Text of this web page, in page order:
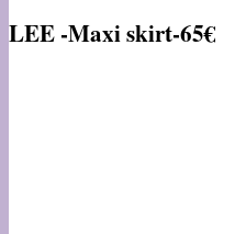
LEE -Maxi skirt-65€